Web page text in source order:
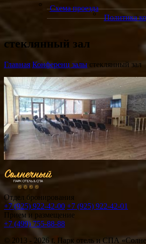
Схема проезда
Политика
стеклянный зал
Главная Конференц залы стеклянный зал
Отдел бронирования
+7 (925) 922-42-00 +7 (925) 922-42-01
Прием и размещение
+7 (499) 755-88-88
© 2013 - 2026 г. Парк отель и СПА